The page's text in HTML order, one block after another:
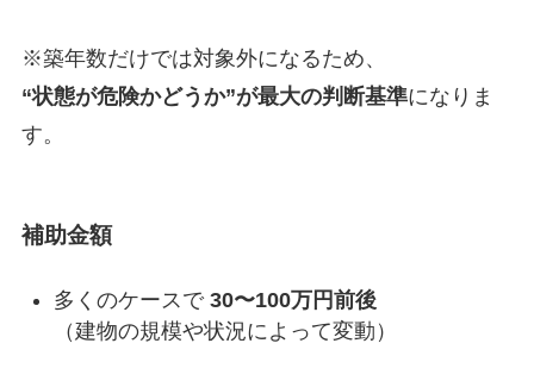
※築年数だけでは対象外になるため、
“状態が危険かどうか”が最大の判断基準になりま
す。
補助金額
多くのケースで 30〜100万円前後
（建物の規模や状況によって変動）